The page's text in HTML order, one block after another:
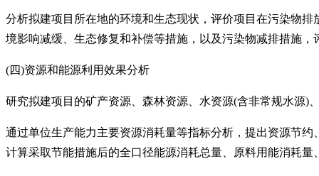
分析拟建项目所在地的环境和生态现状，评价项目在污染物
境影响减缓、生态修复和补偿等措施，以及污染物减排措施
(四)资源和能源利用效果分析
研究拟建项目的矿产资源、森林资源、水资源(含非常规水源)
通过单位生产能力主要资源消耗量等指标分析，提出资源节
计算采取节能措施后的全口径能源消耗总量、原料用能消耗